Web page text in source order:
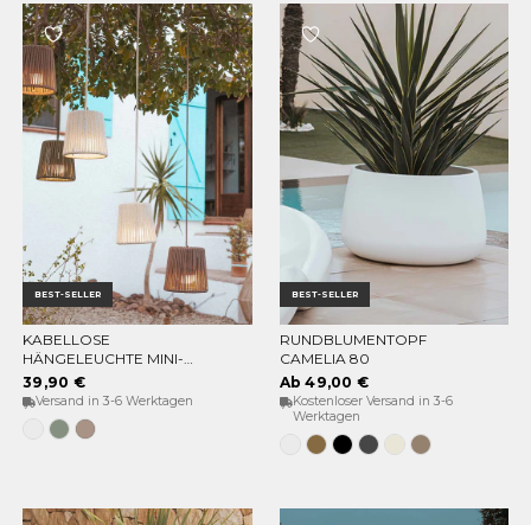
BEST-SELLER
OPTIONEN WÄHLEN
KABELLOSE
HÄNGELEUCHTE MINI-
CONTA HANG
39,90 €
Versand in 3-6 Werktagen
WeißWeiches
Grün
Taupe
Grau
BEST-SELLER
OPTIONEN WÄHLEN
RUNDBLUMENTOPF
CAMELIA 80
Ab 49,00 €
Kostenloser Versand in 3-6
Werktagen
WeissBronzeSchwarz
Anthrazit
Opak-
beige
Taupe